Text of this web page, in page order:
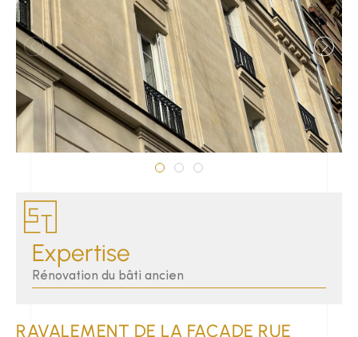
Expertise
Rénovation du bâti ancien
RAVALEMENT DE LA FAÇADE RUE